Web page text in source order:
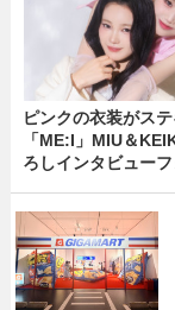
ピンクの衣装がステ
「ME:I」MIU＆
ろしインタビューフ